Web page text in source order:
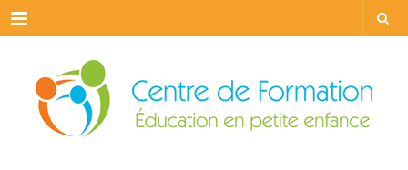
Menu